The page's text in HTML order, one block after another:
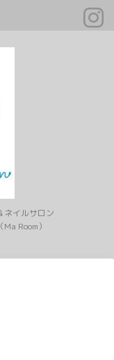
ネイルサロン
Room）